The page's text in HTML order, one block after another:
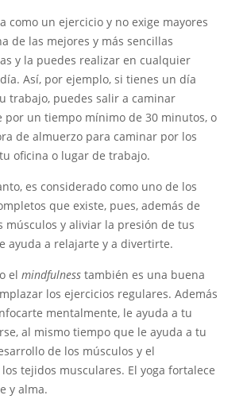
como un ejercicio y no exige mayores
de las mejores y más sencillas
y la puedes realizar en cualquier
Así, por ejemplo, si tienes un día
trabajo, puedes salir a caminar
por un tiempo mínimo de 30 minutos, o
de almuerzo para caminar por los
oficina o lugar de trabajo.
es considerado como uno de los
que existe, pues, además de
músculos y aliviar la presión de tus
ayuda a relajarte y a divertirte.
el mindfulness también es una buena
los ejercicios regulares. Además
mentalmente, le ayuda a tu
al mismo tiempo que le ayuda a tu
de los músculos y el
tejidos musculares. El yoga fortalece
y alma.